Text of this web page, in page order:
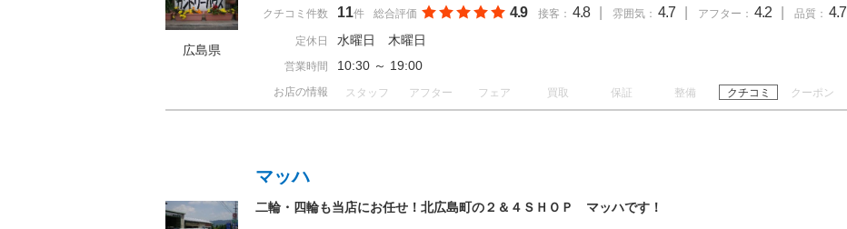
広島県
クチコミ件数 11件 総合評価 4.9 接客： 4.8 雰囲気： 4.7 アフター： 4.2 品質： 4.7
定休日 水曜日 木曜日
営業時間 10:30 ～ 19:00
お店の情報 スタッフ アフター フェア 買取 保証 整備 クチコミ クーポン
マッハ
二輪・四輪も当店にお任せ！北広島町の２＆４ＳＨＯＰ マッハです！